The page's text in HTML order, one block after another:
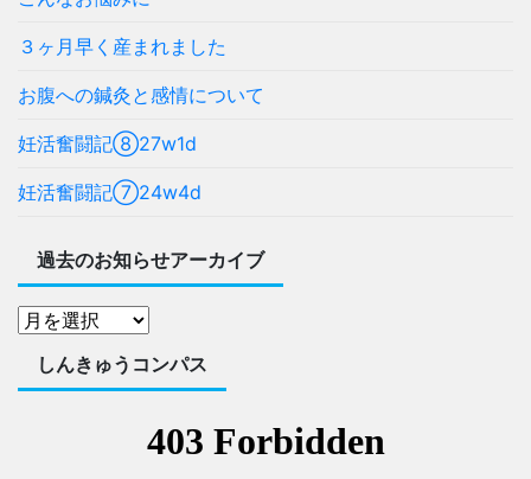
３ヶ月早く産まれました
お腹への鍼灸と感情について
妊活奮闘記⑧27w1d
妊活奮闘記⑦24w4d
過去のお知らせアーカイブ
しんきゅうコンパス